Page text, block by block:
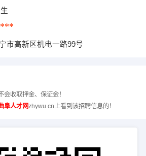
市高新区机电一路99号
收取押金、保证金！
阜人才网zhywu.cn上看到该招聘信息的！